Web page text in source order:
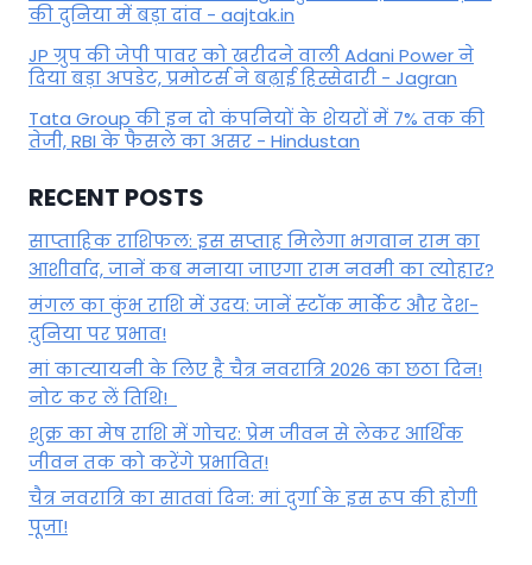
की दुनिया में बड़ा दांव - aajtak.in
JP ग्रुप की जेपी पावर को खरीदने वाली Adani Power ने
दिया बड़ा अपडेट, प्रमोटर्स ने बढ़ाई हिस्सेदारी - Jagran
Tata Group की इन दो कंपनियों के शेयरों में 7% तक की
तेजी, RBI के फैसले का असर - Hindustan
RECENT POSTS
साप्ताहिक राशिफल: इस सप्ताह मिलेगा भगवान राम का
आशीर्वाद, जानें कब मनाया जाएगा राम नवमी का त्योहार?
मंगल का कुंभ राशि में उदय: जानें स्‍टॉक मार्केट और देश-
दुनिया पर प्रभाव!
मां कात्‍यायनी के लिए है चैत्र नवरात्रि 2026 का छठा दिन!
नोट कर लें तिथि!
शुक्र का मेष राशि में गोचर: प्रेम जीवन से लेकर आर्थिक
जीवन तक को करेंगे प्रभावित!
चैत्र नवरात्रि का सातवां दिन: मां दुर्गा के इस रूप की होगी
पूजा!